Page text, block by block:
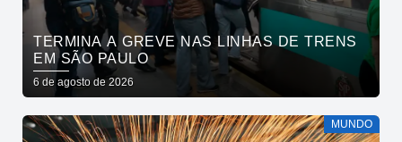
TERMINA A GREVE NAS LINHAS DE TRENS
EM SÃO PAULO
6 de agosto de 2026
MUNDO